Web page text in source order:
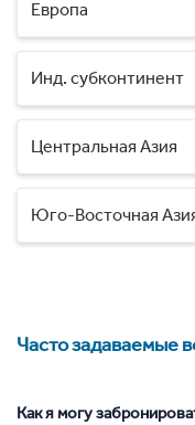
Европа
Инд. субконтинент
Центральная Азия
Юго-Восточная
Часто задаваемые
Как я могу